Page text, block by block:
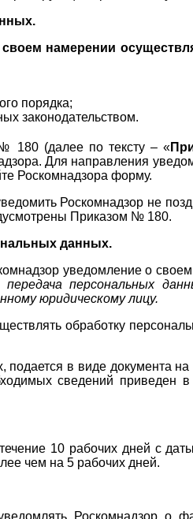
намерении
порядка;
законодательством.
180 (далее по тексту – «
Для направления
Роскомнадзора форму.
Роскомнадзор не
Приказом № 180.
данных.
уведомление о
передача персональных
юридическому лицу.
обработку
в виде документа
сведений
10 рабочих дней с
чем на 5 рабочих дней.
Роскомнадзор о